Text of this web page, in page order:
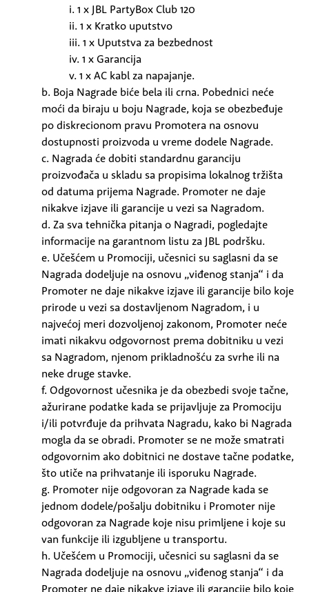
i. 1 x JBL PartyBox Club 120
ii. 1 x Kratko uputstvo
iii. 1 x Uputstva za bezbednost
iv. 1 x Garancija
v. 1 x AC kabl za napajanje.
b. Boja Nagrade biće bela ili crna. Pobednici neće
moći da biraju u boju Nagrade, koja se obezbeđuje
po diskrecionom pravu Promotera na osnovu
dostupnosti proizvoda u vreme dodele Nagrade.
c. Nagrada će dobiti standardnu garanciju
proizvođača u skladu sa propisima lokalnog tržišta
od datuma prijema Nagrade. Promoter ne daje
nikakve izjave ili garancije u vezi sa Nagradom.
d. Za sva tehnička pitanja o Nagradi, pogledajte
informacije na garantnom listu za JBL podršku.
e. Učešćem u Promociji, učesnici su saglasni da se
Nagrada dodeljuje na osnovu „viđenog stanja“ i da
Promoter ne daje nikakve izjave ili garancije bilo koje
prirode u vezi sa dostavljenom Nagradom, i u
najvećoj meri dozvoljenoj zakonom, Promoter neće
imati nikakvu odgovornost prema dobitniku u vezi
sa Nagradom, njenom prikladnošću za svrhe ili na
neke druge stavke.
f. Odgovornost učesnika je da obezbedi svoje tačne,
ažurirane podatke kada se prijavljuje za Promociju
i/ili potvrđuje da prihvata Nagradu, kako bi Nagrada
mogla da se obradi. Promoter se ne može smatrati
odgovornim ako dobitnici ne dostave tačne podatke,
što utiče na prihvatanje ili isporuku Nagrade.
g. Promoter nije odgovoran za Nagrade kada se
jednom dodele/pošalju dobitniku i Promoter nije
odgovoran za Nagrade koje nisu primljene i koje su
van funkcije ili izgubljene u transportu.
h. Učešćem u Promociji, učesnici su saglasni da se
Nagrada dodeljuje na osnovu „viđenog stanja“ i da
Promoter ne daje nikakve izjave ili garancije bilo koje